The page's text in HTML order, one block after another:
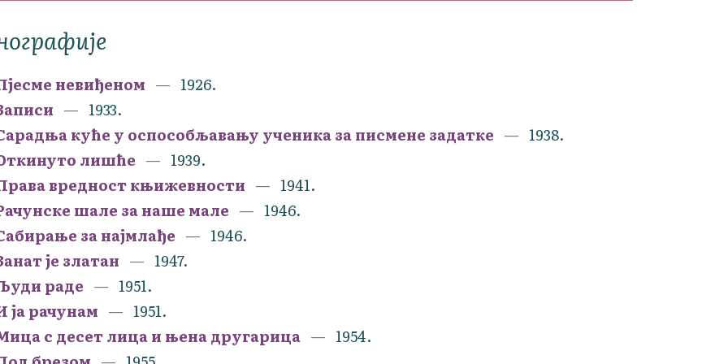
невиђеном
1926.
1933.
куће у оспособљавању ученика за писмене задатке
1938.
лишће
1939.
вредност књижевности
1941.
шале за наше мале
1946.
за најмлађе
1946.
је златан
1947.
раде
1951.
ја рачунам
1951.
с десет лица и њена другарица
1954.